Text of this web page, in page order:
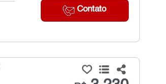
Contato